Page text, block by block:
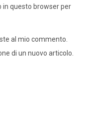
in questo browser per
al mio commento.
di un nuovo articolo.